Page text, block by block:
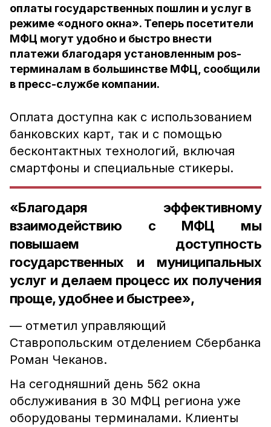
оплаты государственных пошлин и услуг в
режиме «одного окна». Теперь посетители
МФЦ могут удобно и быстро внести
платежи благодаря установленным pos-
терминалам в большинстве МФЦ, сообщили
в пресс-службе компании.
Оплата доступна как с использованием
банковских карт, так и с помощью
бесконтактных технологий, включая
смартфоны и специальные стикеры.
«Благодаря эффективному
взаимодействию с МФЦ мы
повышаем доступность
государственных и муниципальных
услуг и делаем процесс их получения
проще, удобнее и быстрее»,
— отметил управляющий
Ставропольским отделением Сбербанка
Роман Чеканов.
На сегодняшний день 562 окна
обслуживания в 30 МФЦ региона уже
оборудованы терминалами. Клиенты